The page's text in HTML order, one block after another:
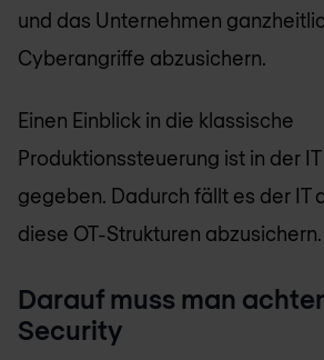
und das Unternehmen
Cyberangriffe abzusichern.
Einen Einblick in die klassische
Produktionssteuerung ist in der
gegeben. Dadurch fällt es der IT
diese OT-Strukturen abzusichern.
Darauf muss man
Security